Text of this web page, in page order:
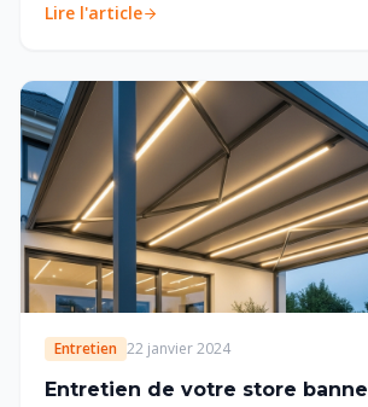
Lire l'article
Entretien 22 janvier 2024
Entretien de votre store banne